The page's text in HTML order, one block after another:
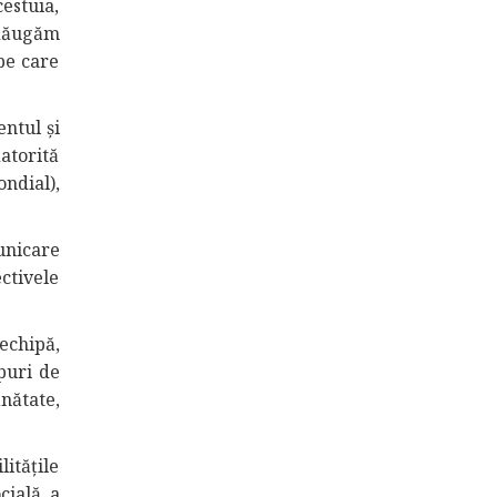
care
şi
de